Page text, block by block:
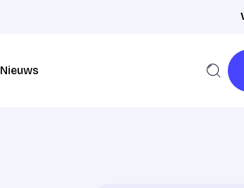
Nieuws